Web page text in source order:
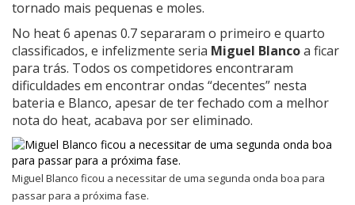
tornado mais pequenas e moles.
No heat 6 apenas 0.7 separaram o primeiro e quarto
classificados, e infelizmente seria Miguel Blancoa ficar
para trás. Todos os competidores encontraram
dificuldades em encontrar ondas “decentes” nesta
bateria e Blanco, apesar de ter fechado com a melhor
nota do heat, acabava por ser eliminado.
Miguel Blanco ficou a necessitar de uma segunda onda boa para
passar para a próxima fase.